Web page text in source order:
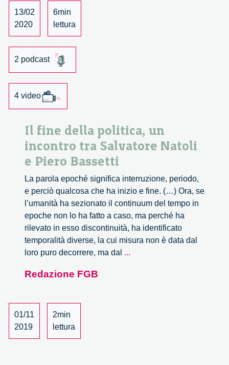
13/02
2020
6min
lettura
2 podcast
4 video
Il fine della politica, un
incontro tra Salvatore Natoli
e Piero Bassetti
La parola epoché significa interruzione, periodo,
e perciò qualcosa che ha inizio e fine. (…) Ora, se
l’umanità ha sezionato il continuum del tempo in
epoche non lo ha fatto a caso, ma perché ha
rilevato in esso discontinuità, ha identificato
temporalità diverse, la cui misura non è data dal
loro puro decorrere, ma dal ...
Redazione FGB
01/11
2019
2min
lettura